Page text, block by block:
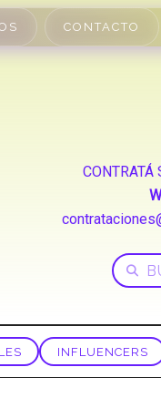
CONTACTO
CONTRATÁ
INFLUENCERS